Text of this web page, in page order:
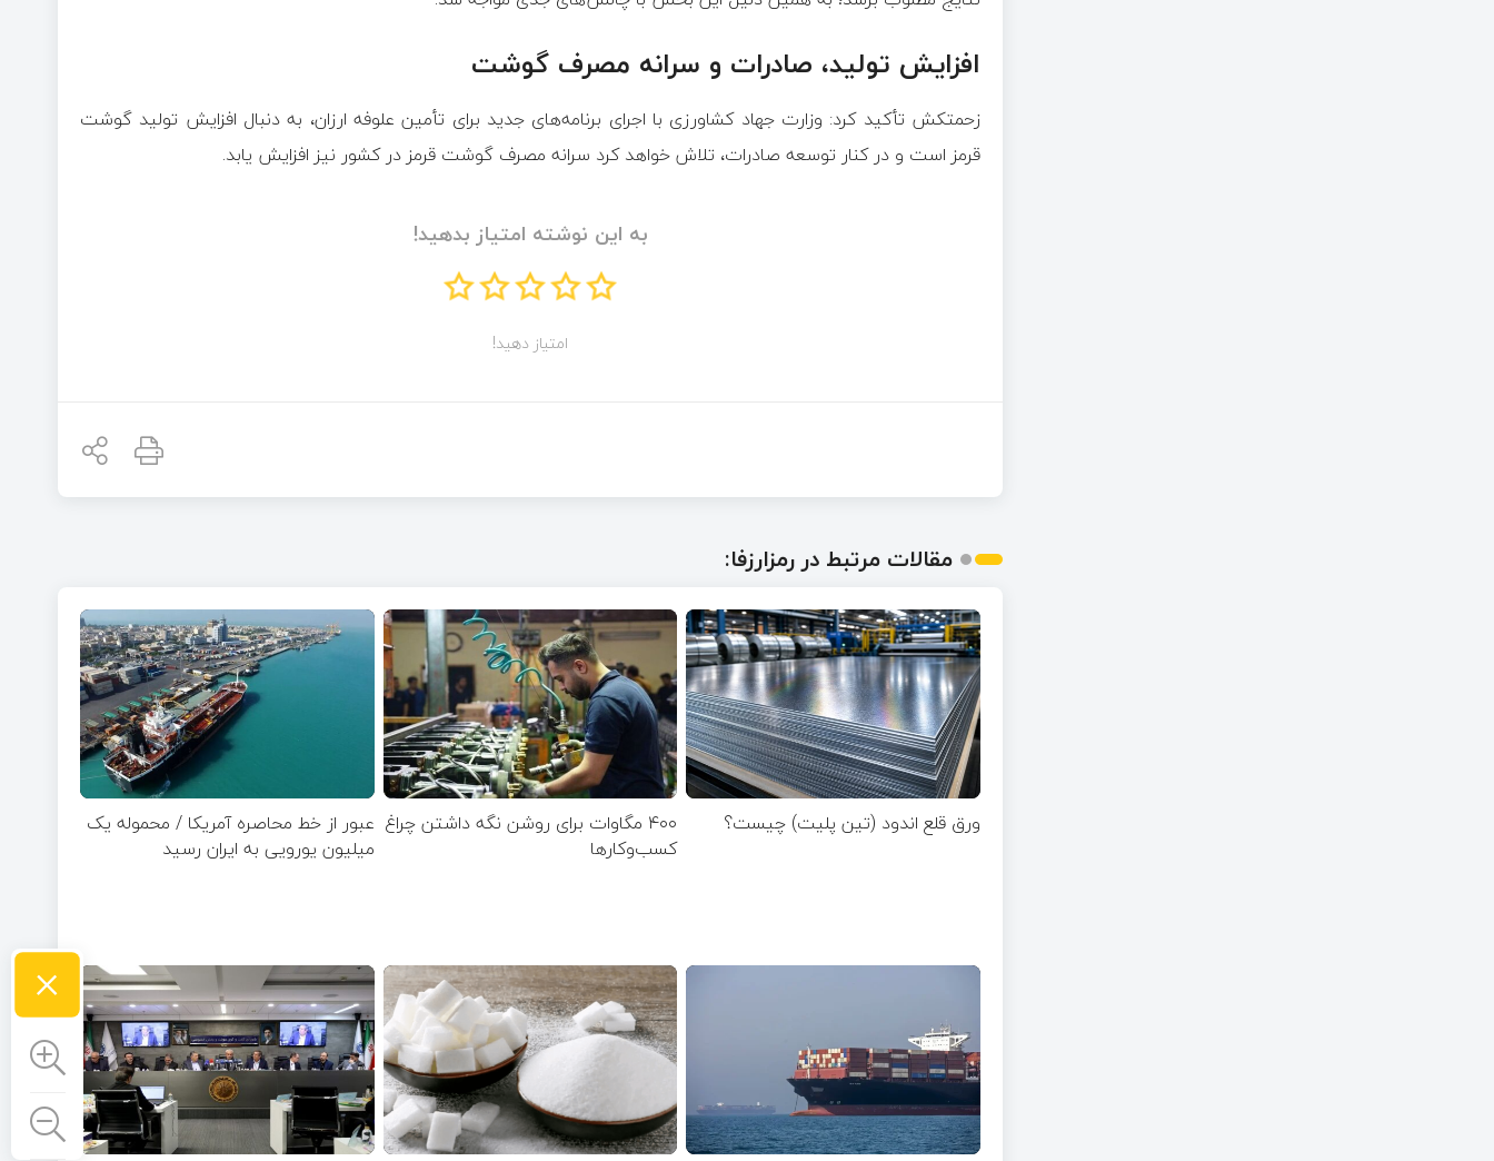
افزایش تولید، صادرات و سرانه مصرف گوشت
زحمتکش تأکید کرد: وزارت جهاد کشاورزی با اجرای برنامه‌های جدید برای تأمین علوفه ارزان، به دنبال افزایش تولید گوشت
قرمز است و در کنار توسعه صادرات، تلاش خواهد کرد سرانه مصرف گوشت قرمز در کشور نیز افزایش یابد.
به این نوشته امتیاز بدهید!
امتیاز دهید!
مقالات مرتبط در رمزارزفا:
ورق قلع اندود (تین پلیت) چیست؟
۴۰۰ مگاوات برای روشن نگه داشتن چراغ
کسب‌وکار‌ها
عبور از خط محاصره آمریکا / محموله یک
میلیون یورویی به ایران رسید
×